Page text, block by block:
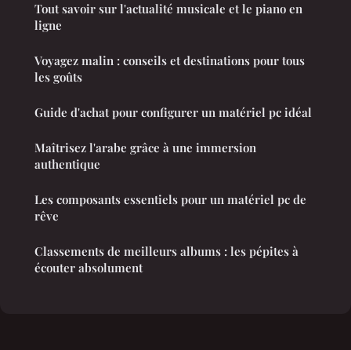
Tout savoir sur l'actualité musicale et le piano en
ligne
Voyagez malin : conseils et destinations pour tous
les goûts
Guide d'achat pour configurer un matériel pc idéal
Maîtrisez l'arabe grâce à une immersion
authentique
Les composants essentiels pour un matériel pc de
rêve
Classements de meilleurs albums : les pépites à
écouter absolument